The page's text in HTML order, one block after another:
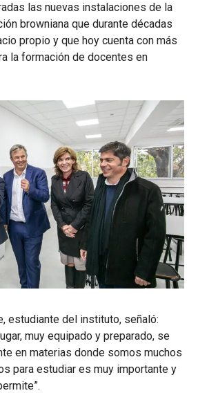
las nuevas instalaciones de la
browniana que durante décadas
propio y que hoy cuenta con más
la formación de docentes en
estudiante del instituto, señaló:
muy equipado y preparado, se
en materias donde somos muchos
para estudiar es muy importante y